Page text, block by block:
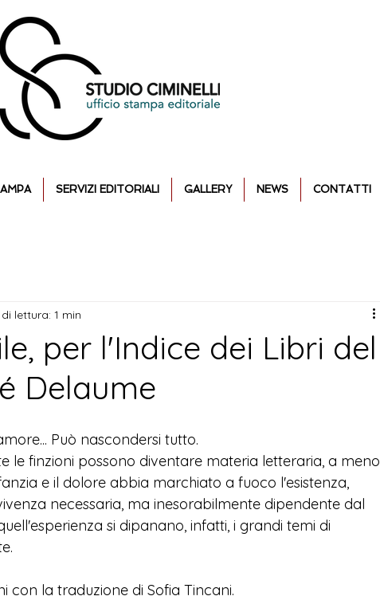
SERVIZI EDITORIALI GALLERY NEWS CONTATTI
per l'Indice dei Libri del
Delaume
lettura: 1 min
Può nascondersi tutto.
le finzioni possono diventare materia letteraria, a meno
e il dolore abbia marchiato a fuoco l'esistenza,
necessaria, ma inesorabilmente dipendente dal
si dipanano, infatti, i grandi temi di
con la traduzione di Sofia Tincani.